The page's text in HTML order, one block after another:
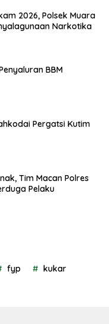
2026, Polsek Muara
Narkotika
BBM
Pergatsi Kutim
Tim Macan Polres
Pelaku
fyp kukar